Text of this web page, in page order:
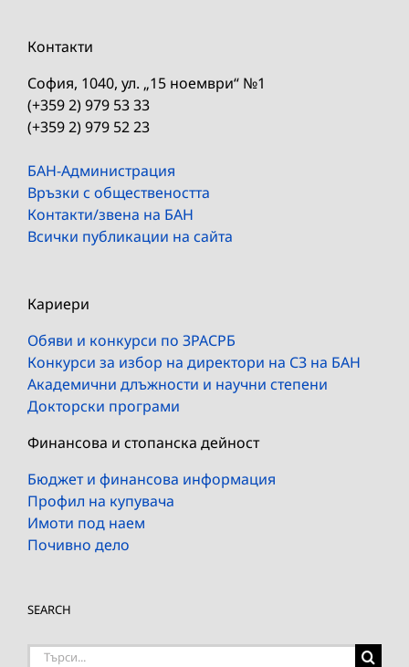
Контакти
София, 1040, ул. „15 ноември“ №1
(+359 2) 979 53 33
(+359 2) 979 52 23
БАН-Администрация
Връзки с обществеността
Контакти/звена на БАН
Всички публикации на сайта
Кариери
Обяви и конкурси по ЗРАСРБ
Конкурси за избор на директори на СЗ на БАН
Академични длъжности и научни степени
Докторски програми
Финансова и стопанска дейност
Бюджет и финансова информация
Профил на купувача
Имоти под наем
Почивно дело
SEARCH
Търсене